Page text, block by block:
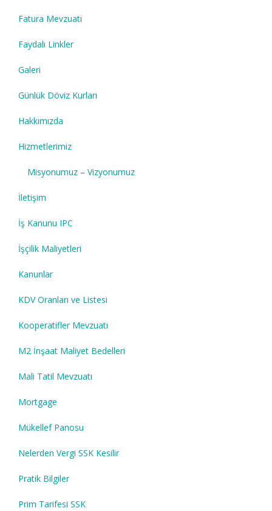
Fatura Mevzuatı
Faydalı Linkler
Galeri
Günlük Döviz Kurları
Hakkımızda
Hizmetlerimiz
Misyonumuz – Vizyonumuz
İletişim
İş Kanunu IPC
İşçilik Maliyetleri
Kanunlar
KDV Oranları ve Listesi
Kooperatifler Mevzuatı
M2 İnşaat Maliyet Bedelleri
Mali Tatil Mevzuatı
Mortgage
Mükellef Panosu
Nelerden Vergi SSK Kesilir
Pratik Bilgiler
Prim Tarifesi SSK